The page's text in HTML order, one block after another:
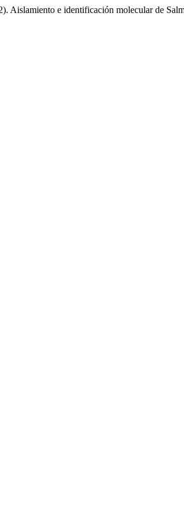
e identificación molecular de